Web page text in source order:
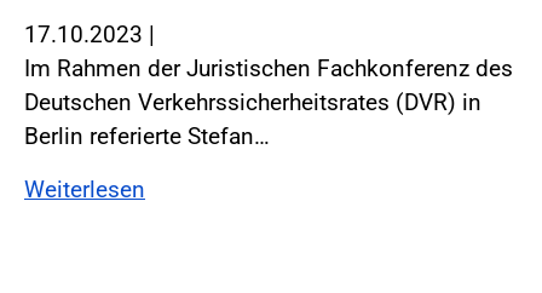
17.10.2023 |
Im Rahmen der Juristischen Fachkonferenz des
Deutschen Verkehrssicherheitsrates (DVR) in
Berlin referierte Stefan…
Weiterlesen